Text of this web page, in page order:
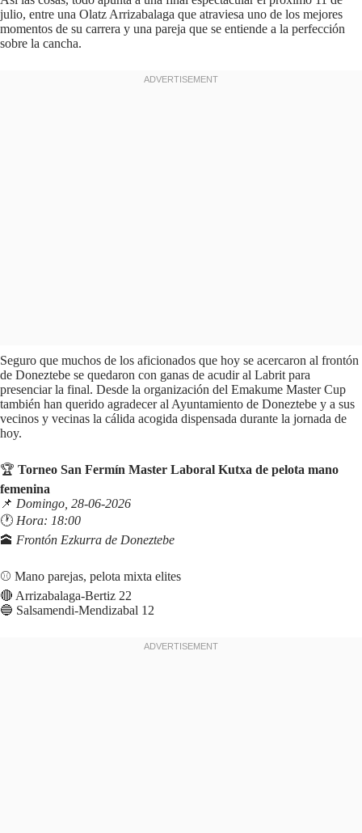
julio, entre una Olatz Arrizabalaga que atraviesa uno de los mejores
momentos de su carrera y una pareja que se entiende a la perfección
sobre la cancha.
Seguro que muchos de los aficionados que hoy se acercaron al frontón
de Doneztebe se quedaron con ganas de acudir al Labrit para
presenciar la final. Desde la organización del Emakume Master Cup
también han querido agradecer al Ayuntamiento de Doneztebe y a sus
vecinos y vecinas la cálida acogida dispensada durante la jornada de
hoy.
🏆 Torneo San Fermín Master Laboral Kutxa de pelota mano
femenina
📌 Domingo, 28-06-2026
🕐 Hora: 18:00
🕋 Frontón Ezkurra de Doneztebe
⚾️ Mano parejas, pelota mixta elites
🔴 Arrizabalaga-Bertiz 22
🔵 Salsamendi-Mendizabal 12